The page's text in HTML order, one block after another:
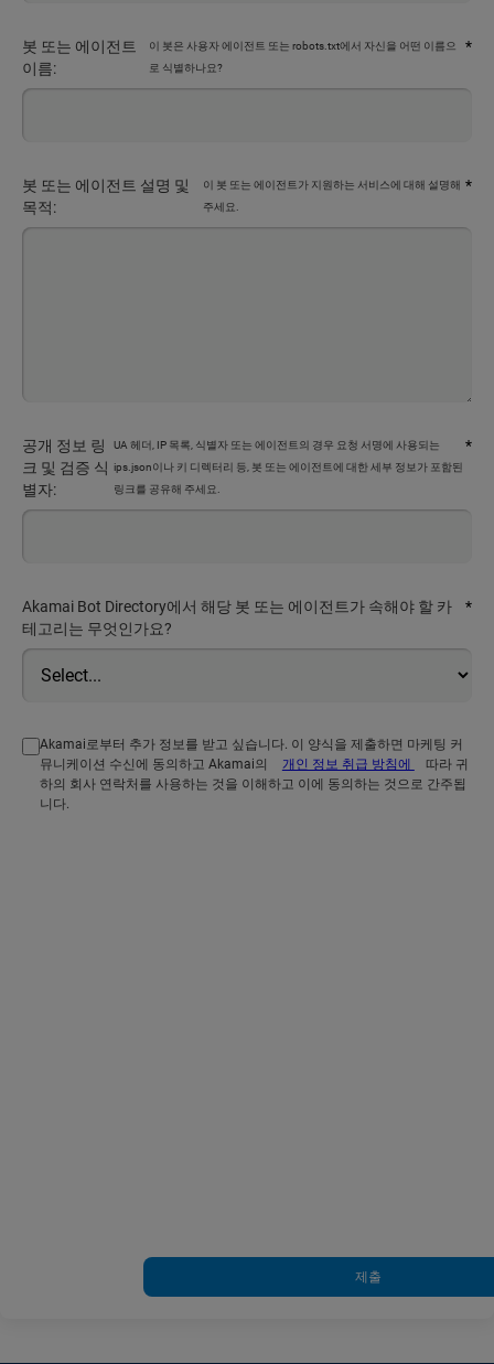
*
봇 또는 에이전트
이름:
이 봇은 사용자 에이전트 또는 robots.txt에서 자신을 어떤 이름으
로 식별하나요?
*
봇 또는 에이전트 설명 및
목적:
이 봇 또는 에이전트가 지원하는 서비스에 대해 설명해
주세요.
*
공개 정보 링
크 및 검증 식
별자:
UA 헤더, IP 목록, 식별자 또는 에이전트의 경우 요청 서명에 사용되는
ips.json이나 키 디렉터리 등, 봇 또는 에이전트에 대한 세부 정보가 포함된
링크를 공유해 주세요.
*
Akamai Bot Directory에서 해당 봇 또는 에이전트가 속해야 할 카
테고리는 무엇인가요?
Akamai로부터 추가 정보를 받고 싶습니다. 이 양식을 제출하면 마케팅 커
뮤니케이션 수신에 동의하고 Akamai의
개인 정보 취급 방침에
따라 귀
하의 회사 연락처를 사용하는 것을 이해하고 이에 동의하는 것으로 간주됩
니다.
제출